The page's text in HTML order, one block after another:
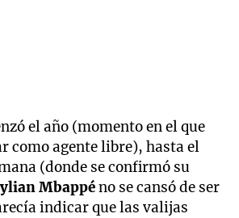
el año (momento en el que
como agente libre), hasta el
(donde se confirmó su
Mbappéno se cansó de ser
indicar que las valijas